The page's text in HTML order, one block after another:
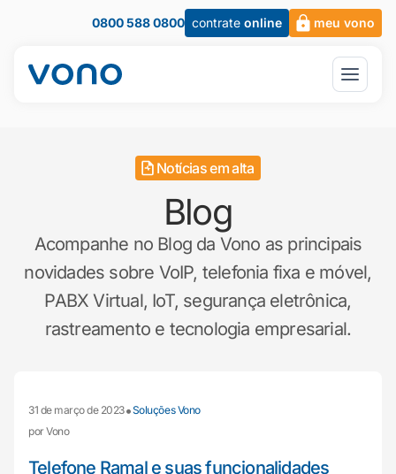
0800 588 0800 contrate online meu vono
Notícias em alta
Blog
Acompanhe no Blog da Vono as principais
novidades sobre VoIP, telefonia fixa e móvel,
PABX Virtual, IoT, segurança eletrônica,
rastreamento e tecnologia empresarial.
31 de março de 2023•Soluções Vono
por Vono
Telefone Ramal e suas funcionalidades